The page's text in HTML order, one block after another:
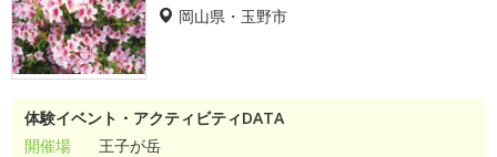
岡山県・玉野市
体験イベント・アクティビティDATA
開催場
王子が岳